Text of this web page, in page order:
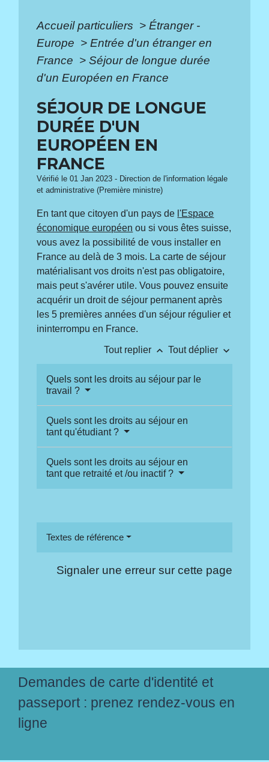
Accueil particuliers > Étranger -
Europe > Entrée d'un étranger en
France > Séjour de longue durée
d'un Européen en France
SÉJOUR DE LONGUE
DURÉE D'UN
EUROPÉEN EN
FRANCE
Vérifié le 01 Jan 2023 - Direction de l'information légale
et administrative (Première ministre)
En tant que citoyen d'un pays de l'Espace
économique européen ou si vous êtes suisse,
vous avez la possibilité de vous installer en
France au delà de 3 mois. La carte de séjour
matérialisant vos droits n'est pas obligatoire,
mais peut s'avérer utile. Vous pouvez ensuite
acquérir un droit de séjour permanent après
les 5 premières années d'un séjour régulier et
ininterrompu en France.
Tout replier keyboard_arrow_up Tout déplier keyboard_arrow_down
Quels sont les droits au séjour par le
travail ?
Quels sont les droits au séjour en
tant qu'étudiant ?
Quels sont les droits au séjour en
tant que retraité et /ou inactif ?
Textes de référence
Signaler une erreur sur cette page
Demandes de carte d'identité et
passeport : prenez rendez-vous en
ligne